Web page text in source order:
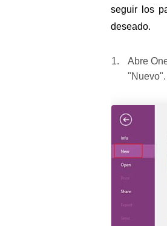
seguir los
deseado.
Abre
"Nuevo".